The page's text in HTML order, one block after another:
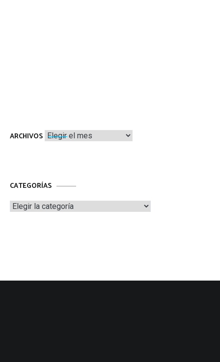
ARCHIVOS Archivos
CATEGORÍAS
Categorías